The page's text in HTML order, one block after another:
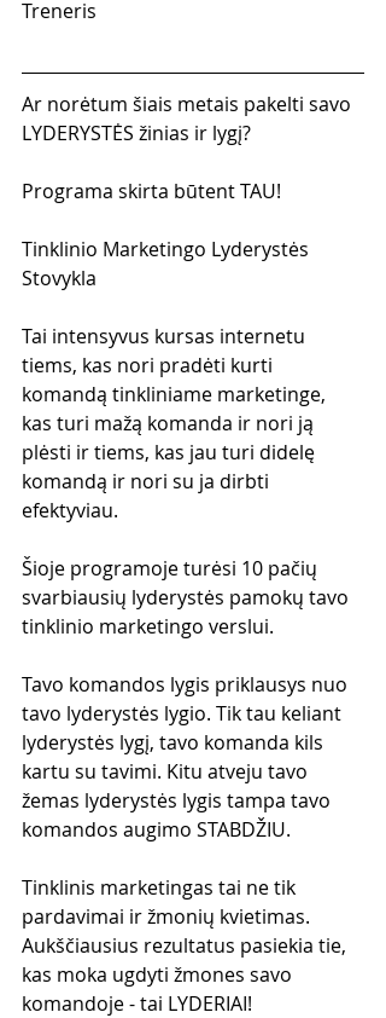
Treneris
Ar norėtum šiais metais pakelti savo
LYDERYSTĖS žinias ir lygį?
Programa skirta būtent TAU!
Tinklinio Marketingo Lyderystės
Stovykla
Tai intensyvus kursas internetu
tiems, kas nori pradėti kurti
komandą tinkliniame marketinge,
kas turi mažą komanda ir nori ją
plėsti ir tiems, kas jau turi didelę
komandą ir nori su ja dirbti
efektyviau.
Šioje programoje turėsi 10 pačių
svarbiausių lyderystės pamokų tavo
tinklinio marketingo verslui.
Tavo komandos lygis priklausys nuo
tavo lyderystės lygio. Tik tau keliant
lyderystės lygį, tavo komanda kils
kartu su tavimi. Kitu atveju tavo
žemas lyderystės lygis tampa tavo
komandos augimo STABDŽIU.
Tinklinis marketingas tai ne tik
pardavimai ir žmonių kvietimas.
Aukščiausius rezultatus pasiekia tie,
kas moka ugdyti žmones savo
komandoje - tai LYDERIAI!